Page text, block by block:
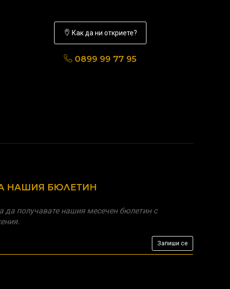
Как да ни откриете?
0899 99 77 95
НАШИЯ БЮЛЕТИН
да получавате нашия месечен бюлетин с